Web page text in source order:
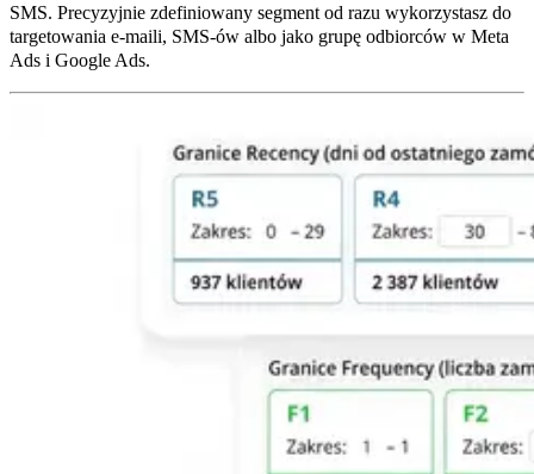
SMS. Precyzyjnie zdefiniowany segment od razu wykorzystasz do
targetowania e-maili, SMS-ów albo jako grupę odbiorców w Meta
Ads i Google Ads.